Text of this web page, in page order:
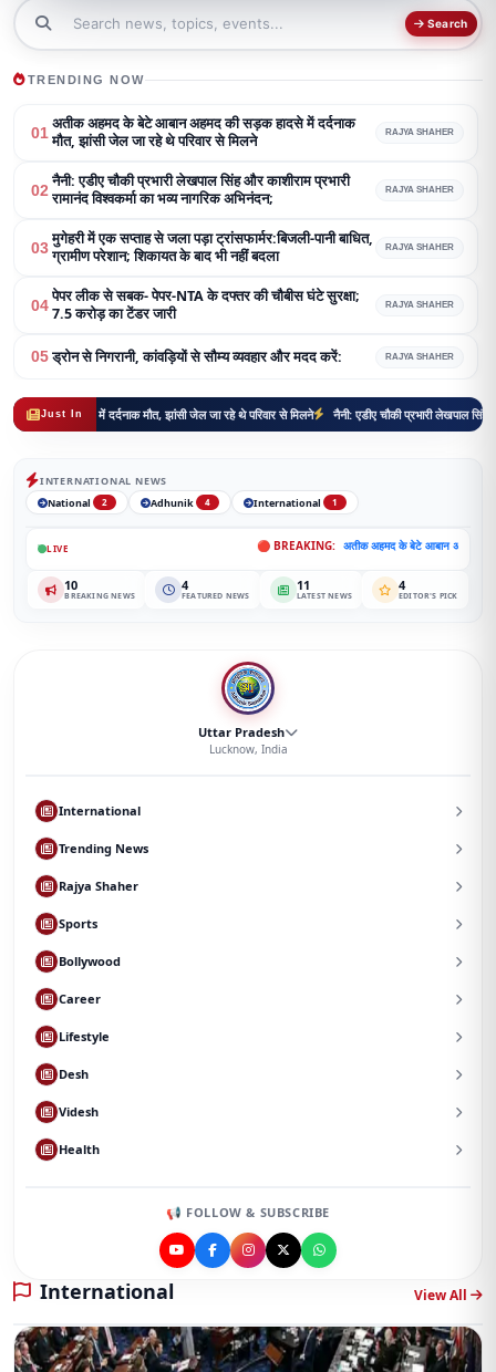
Search
TRENDING NOW
01अतीक अहमद के बेटे आबान अहमद की सड़क हादसे में दर्दनाक
मौत, झांसी जेल जा रहे थे परिवार से मिलने
RAJYA SHAHER
02 नैनी: एडीए चौकी प्रभारी लेखपाल सिंह और काशीराम प्रभारी
रामानंद विश्वकर्मा का भव्य नागरिक अभिनंदन;
RAJYA SHAHER
03मुगेहरी में एक सप्ताह से जला पड़ा ट्रांसफार्मर:बिजली-पानी बाधित,
ग्रामीण परेशान; शिकायत के बाद भी नहीं बदला
RAJYA SHAHER
04पेपर लीक से सबक- पेपर-NTA के दफ्तर की चौबीस घंटे सुरक्षा;
7.5 करोड़ का टेंडर जारी
RAJYA SHAHER
05ड्रोन से निगरानी, कांवड़ियों से सौम्य व्यवहार और मदद करें: RAJYA SHAHER
Just In
में दर्दनाक मौत, झांसी जेल जा रहे थे परिवार से मिलने नैनी: एडीए चौकी प्रभारी लेखपाल सिंह और काशीराम
INTERNATIONAL NEWS
National
2 Adhunik 4 International 1
LIVE 🔴 BREAKING: अतीक अहमद के बेटे आबान अहमद की सड़क हादसे में
10
BREAKING NEWS
4
FEATURED NEWS
11
LATEST NEWS
4
EDITOR'S PICK
Uttar Pradesh
Lucknow, India
International
Trending News
Rajya Shaher
Sports
Bollywood
Career
Lifestyle
Desh
Videsh
Health
📢 FOLLOW & SUBSCRIBE
International View All